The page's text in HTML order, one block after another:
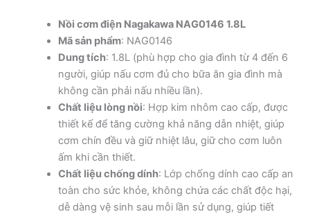
Nồi cơm điện Nagakawa NAG0146 1.8L
Mã sản phẩm: NAG0146
Dung tích: 1.8L (phù hợp cho gia đình từ 4 đến 6
người, giúp nấu cơm đủ cho bữa ăn gia đình mà
không cần phải nấu nhiều lần).
Chất liệu lòng nồi: Hợp kim nhôm cao cấp, được
thiết kế để tăng cường khả năng dẫn nhiệt, giúp
cơm chín đều và giữ nhiệt lâu, giữ cho cơm luôn
ấm khi cần thiết.
Chất liệu chống dính: Lớp chống dính cao cấp an
toàn cho sức khỏe, không chứa các chất độc hại,
dễ dàng vệ sinh sau mỗi lần sử dụng, giúp tiết